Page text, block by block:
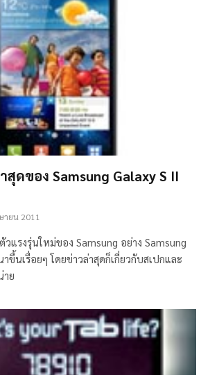
ดของ Samsung Galaxy S II
ายน 2011
แรงรุ่นใหม่ของ Samsung อย่าง Samsung
ขึ้นเรื่อยๆ โดยข่าวล่าสุดก็เกี่ยวกับสเปกและ
าย